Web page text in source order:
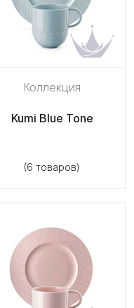
Коллекция
Kumi Blue Tone
(6 товаров)